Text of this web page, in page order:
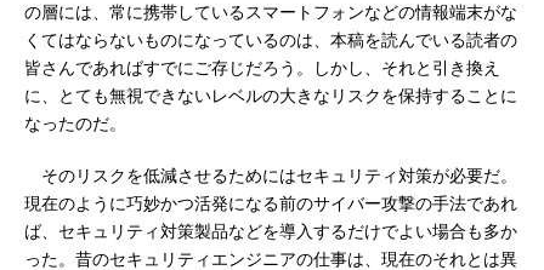
の層には、常に携帯しているスマートフォンなどの情報端末がな
くてはならないものになっているのは、本稿を読んでいる読者の
皆さんであればすでにご存じだろう。しかし、それと引き換え
に、とても無視できないレベルの大きなリスクを保持することに
なったのだ。
そのリスクを低減させるためにはセキュリティ対策が必要だ。
現在のように巧妙かつ活発になる前のサイバー攻撃の手法であれ
ば、セキュリティ対策製品などを導入するだけでよい場合も多か
った。昔のセキュリティエンジニアの仕事は、現在のそれとは異